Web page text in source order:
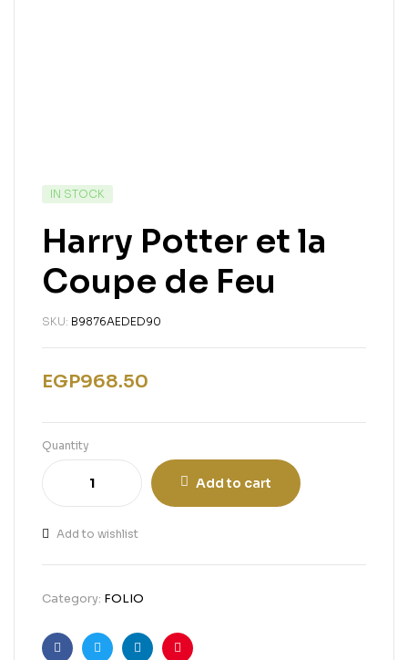
IN STOCK
Harry Potter et la
Coupe de Feu
SKU: B9876AEDED90
EGP968.50
Quantity
Add to cart
Add to wishlist
Category: FOLIO